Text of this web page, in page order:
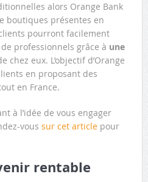
alors Orange Bank
boutiques présentes en
pourront facilement
professionnels grâce à une
chez eux. L’objectif d’Orange
en proposant des
en France.
à l’idée de vous engager
vous sur cet articlepour
rentable